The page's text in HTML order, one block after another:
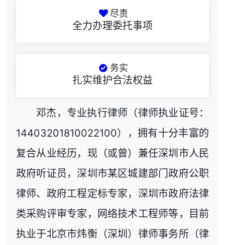
尽责
全力办理委托事项
务实
扎实维护合法权益
邓杰，专业执行律师（律师执业证号：
14403201810022100），拥有十分丰富的
复合从业经历，现（或曾）兼任深圳市人民
政府听证员，深圳市某区城建部门政府公职
律师、政府工程定标专家，深圳市政府法律
类采购评审专家，网络技术工程师等，目前
执业于北京市炜衡（深圳）律师事务所（律